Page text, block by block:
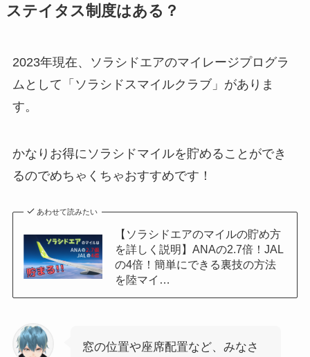
ステイタス制度はある？
2023年現在、ソラシドエアのマイレージプログラ
ムとして「ソラシドスマイルクラブ」がありま
す。
かなりお得にソラシドマイルを貯めることができ
るのでめちゃくちゃおすすめです！
あわせて読みたい
【ソラシドエアのマイルの貯め方
を詳しく説明】ANAの2.7倍！JAL
の4倍！簡単にできる裏技の方法
を陸マイ…
窓の位置や座席配置など、みなさ